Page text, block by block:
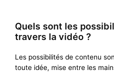
Quels sont les
travers la vidéo ?
Les possibilités de contenu
toute idée, mise entre les